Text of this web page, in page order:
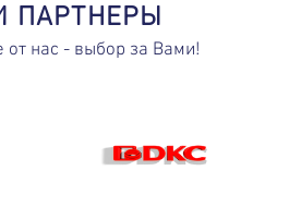
ПАРТНЕРЫ
нас - выбор за Вами!